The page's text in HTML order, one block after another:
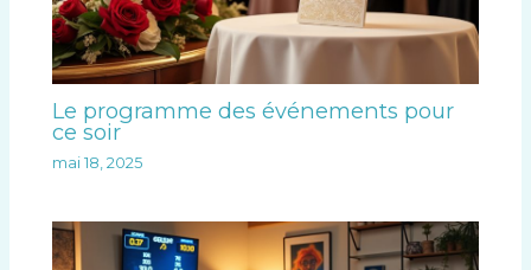
Le programme des événements pour
ce soir
mai 18, 2025